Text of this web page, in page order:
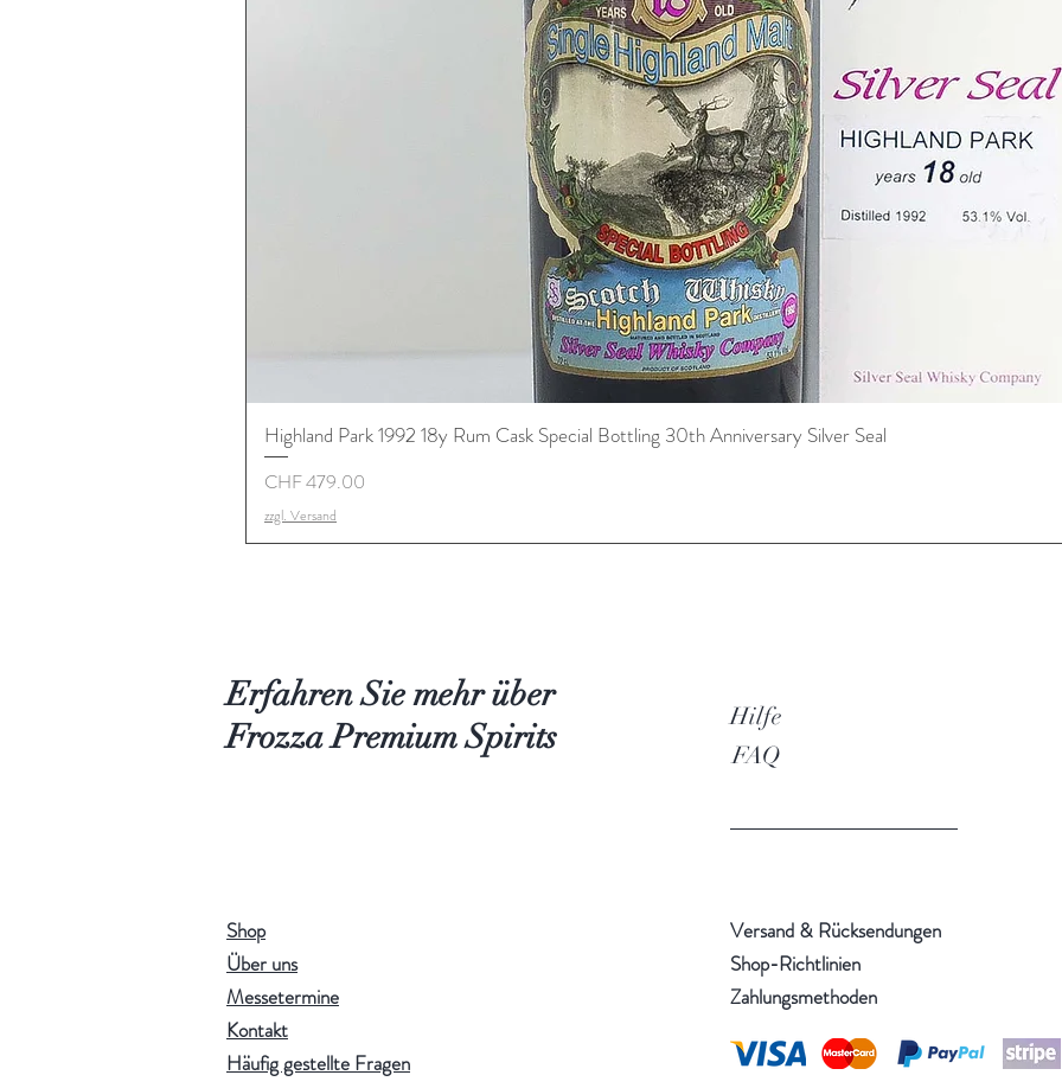
Schnellansicht
Highland Park 1992 18y Rum Cask Special Bottling 30th Anniversary Silver Seal
Preis
CHF 479.00
zzgl. Versand
Erfahren Sie mehr über
Frozza Premium Spirits
Shop
Über uns
Messetermine
Kontakt
Häufig gestellte Fragen
Hilfe
FAQ
Versand & Rücksendungen
Shop-Richtlinien
Zahlungsmethoden